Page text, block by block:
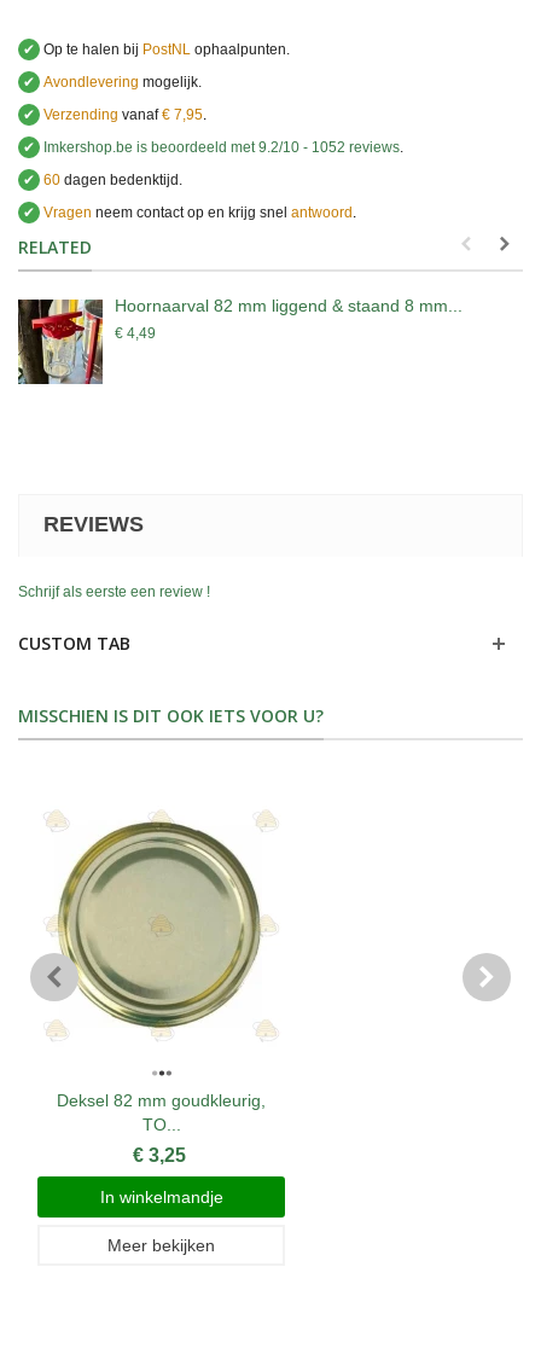
✔ Op te halen bij PostNL ophaalpunten.
✔ Avondlevering mogelijk.
✔ Verzending vanaf€ 7,95.
✔
Imkershop.be is beoordeeld met9.2/10 - 1052 reviews.
✔ 60 dagen bedenktijd.
✔ Vragen neem contact op en krijg snel antwoord .
RELATED
Hoornaarval 82 mm liggend & staand 8 mm...
€ 4,49
REVIEWS
Schrijf als eerste een review !
CUSTOM TAB
MISSCHIEN IS DIT OOK IETS VOOR U?
Deksel 82 mm goudkleurig,
TO...
€ 3,25
In winkelmandje
Meer bekijken